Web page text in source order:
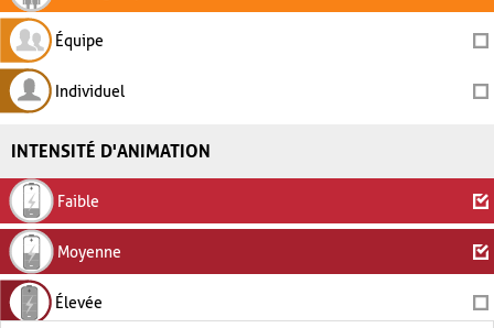
Équipe
Individuel
INTENSITÉ D'ANIMATION
Faible
Moyenne
Élevée